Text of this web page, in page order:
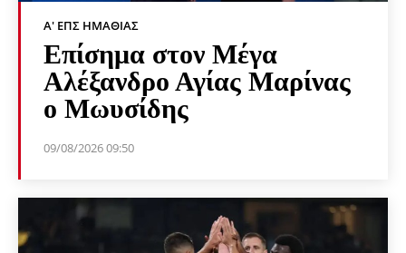
Α' ΕΠΣ ΗΜΑΘΊΑΣ
Επίσημα στον Μέγα
Αλέξανδρο Αγίας Μαρίνας
ο Μωυσίδης
09/08/2026 09:50